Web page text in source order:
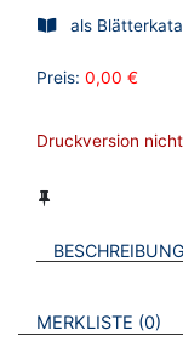
als
Preis: 0,00 €
Druckversion
BESCHREIBUNG
VERWEISE AUF
MERKLISTE 0